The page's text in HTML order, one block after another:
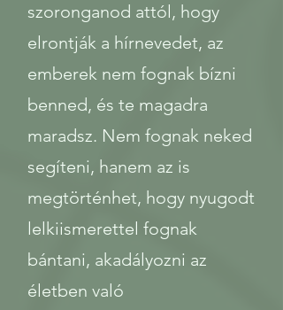
szoronganod attól, hogy
elrontják a hírnevedet, az
emberek nem fognak bízni
benned, és te magadra
maradsz. Nem fognak neked
segíteni, hanem az is
megtörténhet, hogy nyugodt
lelkiismerettel fognak
bántani, akadályozni az
életben való